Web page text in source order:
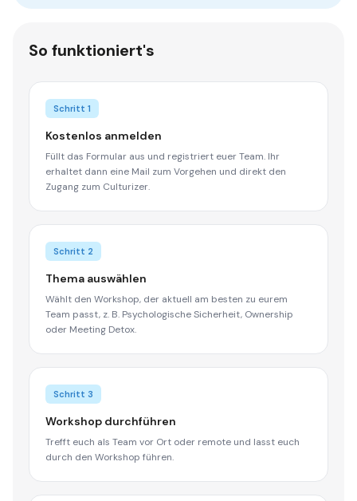
So funktioniert's
Schritt 1
Kostenlos anmelden
Füllt das Formular aus und registriert euer Team. Ihr
erhaltet dann eine Mail zum Vorgehen und direkt den
Zugang zum Culturizer.
Schritt 2
Thema auswählen
Wählt den Workshop, der aktuell am besten zu eurem
Team passt, z. B. Psychologische Sicherheit, Ownership
oder Meeting Detox.
Schritt 3
Workshop durchführen
Trefft euch als Team vor Ort oder remote und lasst euch
durch den Workshop führen.